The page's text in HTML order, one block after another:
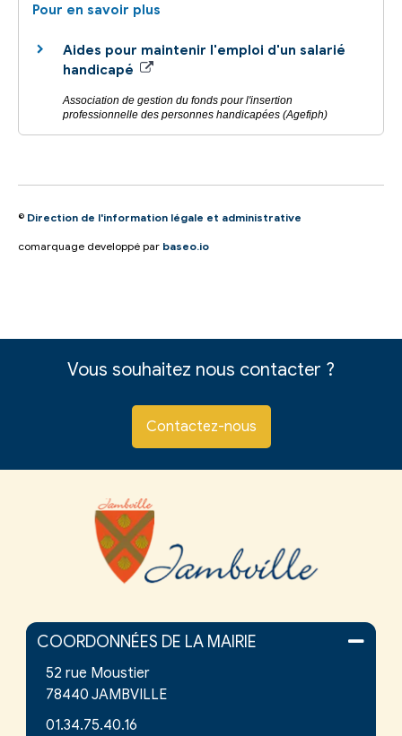
Pour en savoir plus
Aides pour maintenir l'emploi d'un salarié
handicapé
Association de gestion du fonds pour l'insertion
professionnelle des personnes handicapées (Agefiph)
© Direction de l'information légale et administrative
comarquage developpé par baseo.io
Vous souhaitez nous contacter ?
Contactez-nous
COORDONNÉES DE LA MAIRIE
52 rue Moustier
78440 JAMBVILLE
01.34.75.40.16